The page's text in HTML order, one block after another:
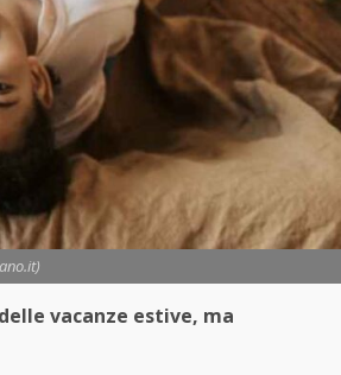
vacanze estive, ma